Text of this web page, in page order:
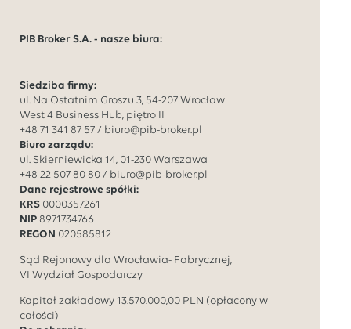
PIB Broker S.A. - nasze biura:
Siedziba firmy:
ul. Na Ostatnim Groszu 3, 54-207 Wrocław
West 4 Business Hub, piętro II
+48 71 341 87 57 / biuro@pib-broker.pl
Biuro zarządu:
ul. Skierniewicka 14, 01-230 Warszawa
+48 22 507 80 80 / biuro@pib-broker.pl
Dane rejestrowe spółki:
KRS 0000357261
NIP 8971734766
REGON 020585812
Sąd Rejonowy dla Wrocławia- Fabrycznej,
VI Wydział Gospodarczy
Kapitał zakładowy 13.570.000,00 PLN (opłacony w
całości)